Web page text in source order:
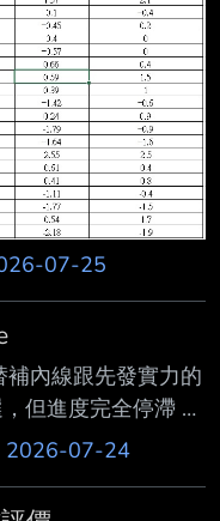
也順便分析 下季陣
LeBron上賽
：+0.4 Crafted
他的 D-EPM與 D-
DPM則並列第7，
是陣中明顯的防守
07-25
補內線跟先發實力的
但進度完全停滯 3.
場上還有Ochai
差距。 4.還是只能
2026-07-24